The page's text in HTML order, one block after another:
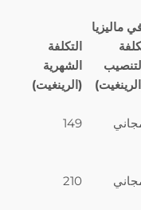
ماليزيا
التكلفة
الشهرية
(الرينغيت)
149
210